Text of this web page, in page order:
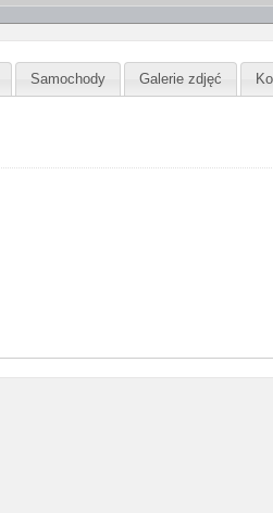
Samochody Galerie zdjęć